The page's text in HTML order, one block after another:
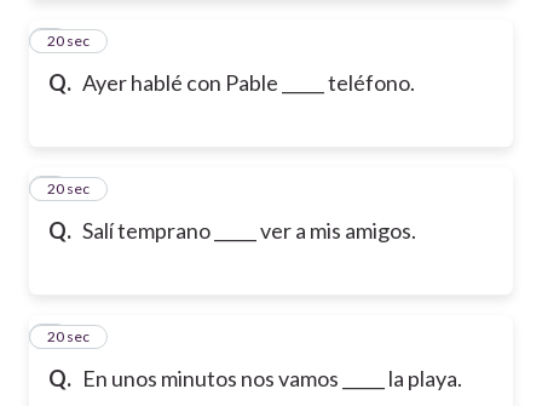
Q. Ayer hablé con Pable _____ teléfono.
5
20 sec
Q. Salí temprano _____ ver a mis amigos.
6
20 sec
Q. En unos minutos nos vamos _____ la playa.
7
20 sec